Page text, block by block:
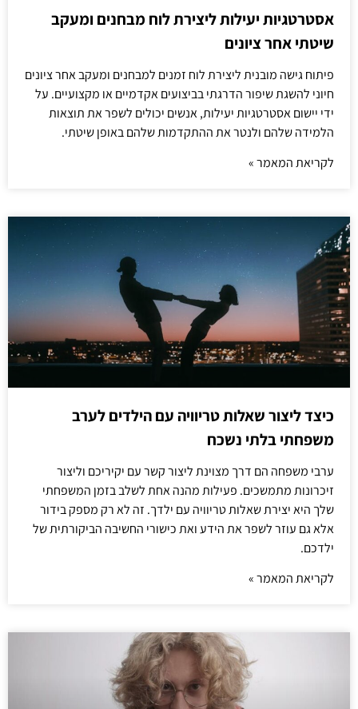
אסטרטגיות יעילות ליצירת לוח מבחנים ומעקב
שיטתי אחר ציונים
פיתוח גישה מובנית ליצירת לוח זמנים למבחנים ומעקב אחר ציונים
חיוני להשגת שיפור הדרגתי בביצועים אקדמיים או מקצועיים. על
ידי יישום אסטרטגיות יעילות, אנשים יכולים לשפר את תוצאות
הלמידה שלהם ולנטר את ההתקדמות שלהם באופן שיטתי.
לקריאת המאמר »
כיצד ליצור שאלות טריוויה עם הילדים לערב
משפחתי בלתי נשכח
ערבי משפחה הם דרך מצוינת ליצור קשר עם יקיריכם וליצור
זיכרונות מתמשכים. פעילות מהנה אחת לשלב בזמן המשפחתי
שלך היא יצירת שאלות טריוויה עם ילדך. זה לא רק מספק בידור
אלא גם עוזר לשפר את הידע ואת כישורי החשיבה הביקורתית של
ילדכם.
לקריאת המאמר »